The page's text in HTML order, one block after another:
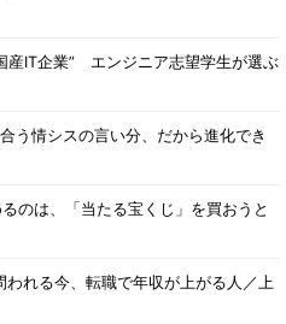
産IT企業” エンジニア志望学生が選ぶ
う情シスの言い分、だから進化でき
のは、「当たる宝くじ」を買おうと
われる今、転職で年収が上がる人／上